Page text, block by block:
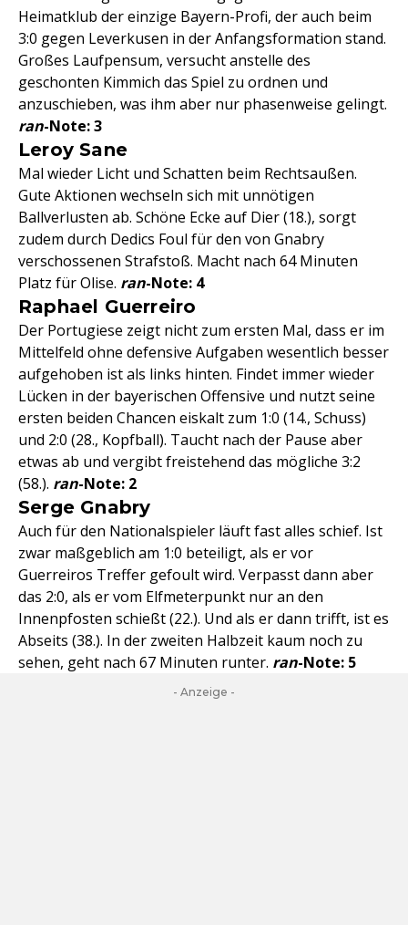
Heimatklub der einzige Bayern-Profi, der auch beim
3:0 gegen Leverkusen in der Anfangsformation stand.
Großes Laufpensum, versucht anstelle des
geschonten Kimmich das Spiel zu ordnen und
anzuschieben, was ihm aber nur phasenweise gelingt.
ran-Note: 3
Leroy Sane
Mal wieder Licht und Schatten beim Rechtsaußen.
Gute Aktionen wechseln sich mit unnötigen
Ballverlusten ab. Schöne Ecke auf Dier (18.), sorgt
zudem durch Dedics Foul für den von Gnabry
verschossenen Strafstoß. Macht nach 64 Minuten
Platz für Olise. ran-Note: 4
Raphael Guerreiro
Der Portugiese zeigt nicht zum ersten Mal, dass er im
Mittelfeld ohne defensive Aufgaben wesentlich besser
aufgehoben ist als links hinten. Findet immer wieder
Lücken in der bayerischen Offensive und nutzt seine
ersten beiden Chancen eiskalt zum 1:0 (14., Schuss)
und 2:0 (28., Kopfball). Taucht nach der Pause aber
etwas ab und vergibt freistehend das mögliche 3:2
(58.). ran-Note: 2
Serge Gnabry
Auch für den Nationalspieler läuft fast alles schief. Ist
zwar maßgeblich am 1:0 beteiligt, als er vor
Guerreiros Treffer gefoult wird. Verpasst dann aber
das 2:0, als er vom Elfmeterpunkt nur an den
Innenpfosten schießt (22.). Und als er dann trifft, ist es
Abseits (38.). In der zweiten Halbzeit kaum noch zu
sehen, geht nach 67 Minuten runter. ran-Note: 5
- Anzeige -